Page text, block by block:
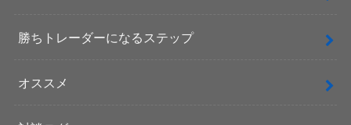
勝ちトレーダーになるステップ
オススメ